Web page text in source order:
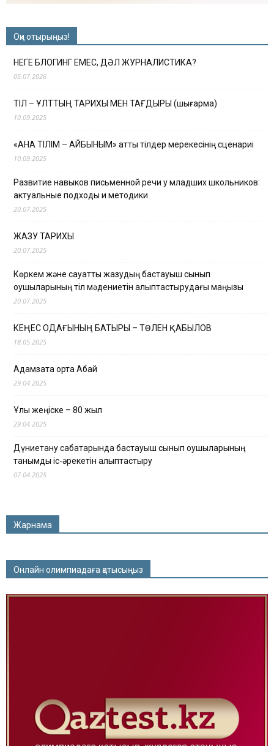
Оқи отырыңыз!
НЕГЕ БЛОГИНГ ЕМЕС, ДӘЛ ЖУРНАЛИСТИКА?
05.07.2026
ТІЛ – ҰЛТТЫҢ ТАРИХЫ МЕН ТАҒДЫРЫ (шығарма)
10.09.2025
«АНА ТІЛІМ – АЙБЫНЫМ» атты тілдер мерекесінің сценариі
10.09.2025
Развитие навыков письменной речи у младших школьников:
актуальные подходы и методики
20.07.2025
ЖАЗУ ТАРИХЫ
20.07.2025
Көркем және сауатты жазудың бастауыш сынып
оқушыларының тіл мәдениетін қалыптастырудағы маңызы
20.07.2025
КЕҢЕС ОДАҒЫНЫҢ БАТЫРЫ – ТӨЛЕН ҚАБЫЛОВ
18.05.2025
Адамзатқа ортақ Абай
29.04.2025
Ұлы жеңіске – 80 жыл
29.04.2025
Дүниетану сабақтарында бастауыш сынып оқушыларының
танымдық іс-әрекетін қалыптастыру
07.04.2025
Жарнама
Онлайн олимпиадаға қатысыңыз